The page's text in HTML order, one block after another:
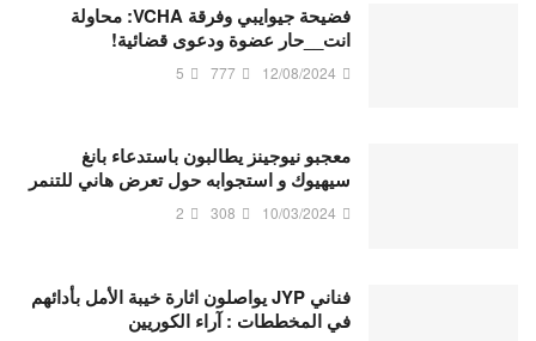
فضيحة جيوايبي وفرقة VCHA: محاولة
انت__حار عضوة ودعوى قضائية!
12/08/2024
777
5
معجبو نيوجينز يطالبون باستدعاء بانغ
سيهيوك و استجوابه حول تعرض هاني للتنمر
10/03/2024
308
2
فناني JYP يواصلون اثارة خيبة الأمل بأدائهم
في المخططات : آراء الكوريين